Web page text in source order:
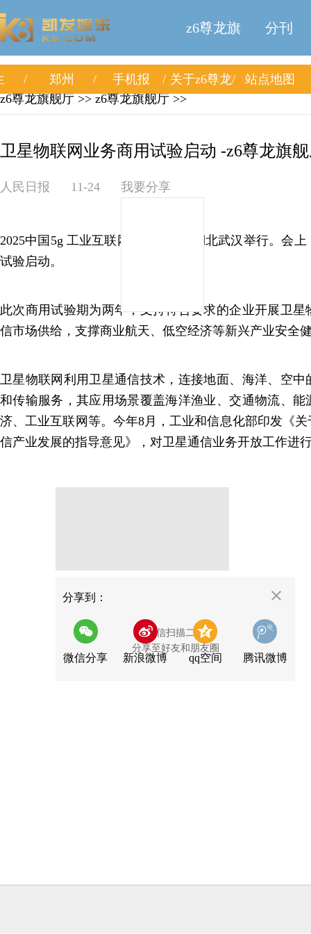
z6尊龙旗
舰厅
分刊
郑州 手机报 关于z6尊龙
站点地图
z6尊龙旗舰厅 >> z6尊龙旗舰厅 >>
卫星物联网业务商用试验启动 -z6尊龙旗
人民日报 11-24 我要分享
2025中国5g 工业互联网大会日前在湖北武汉举行。会
试验启动。
此次商用试验期为两年，支持符合要求的企业开展卫
信市场供给，支撑商业航天、低空经济等新兴产业安全
卫星物联网利用卫星通信技术，连接地面、海洋、空
和传输服务，其应用场景覆盖海洋渔业、交通物流、
济、工业互联网等。今年8月，工业和信息化部印发《
信产业发展的指导意见》，对卫星通信业务开放工作进
分享到：
微信分享
用微信扫描二维码
分享至好友和朋友圈
新浪微博 qq空间 腾讯微博